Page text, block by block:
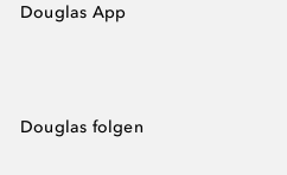
Douglas App
Douglas folgen